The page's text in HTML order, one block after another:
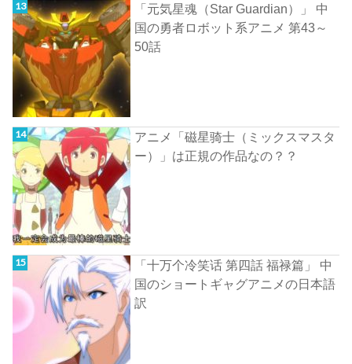
「元気星魂（Star Guardian）」 中
国の勇者ロボット系アニメ 第43～
50話
アニメ「磁星骑士（ミックスマスタ
ー）」は正規の作品なの？？
「十万个冷笑话 第四話 福禄篇」 中
国のショートギャグアニメの日本語
訳